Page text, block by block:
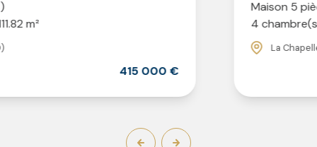
150 m²
La Chapelle-Launay (44260)